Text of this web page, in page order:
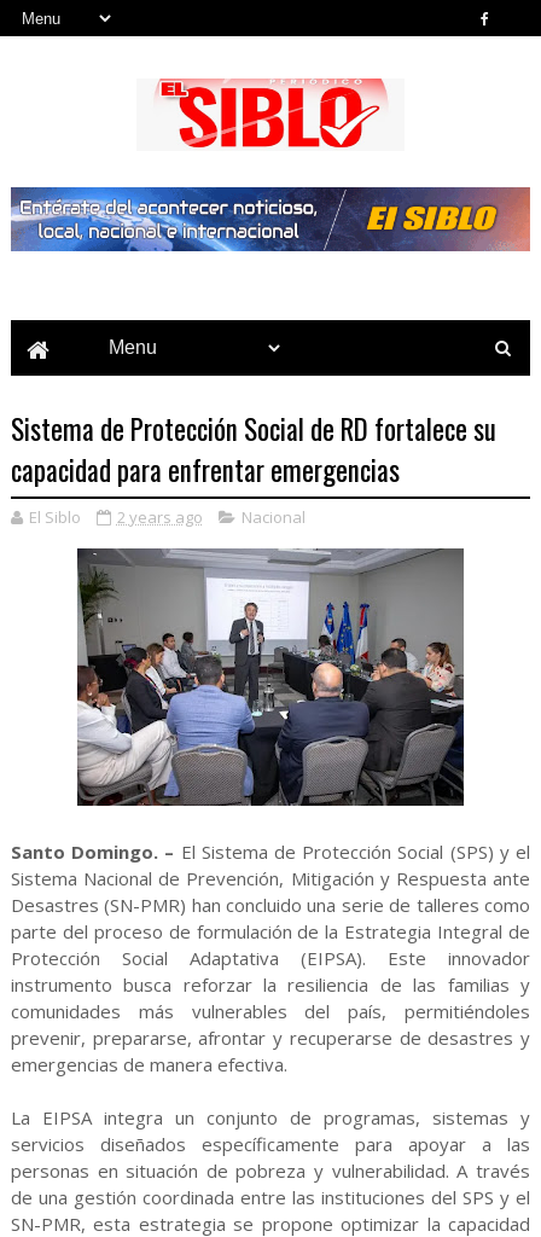
Sistema de Protección Social de RD fortalece su
capacidad para enfrentar emergencias
El Siblo 2 years ago Nacional
Santo Domingo. – El Sistema de Protección Social (SPS) y el
Sistema Nacional de Prevención, Mitigación y Respuesta ante
Desastres (SN-PMR) han concluido una serie de talleres como
parte del proceso de formulación de la Estrategia Integral de
Protección Social Adaptativa (EIPSA). Este innovador
instrumento busca reforzar la resiliencia de las familias y
comunidades más vulnerables del país, permitiéndoles
prevenir, prepararse, afrontar y recuperarse de desastres y
emergencias de manera efectiva.
La EIPSA integra un conjunto de programas, sistemas y
servicios diseñados específicamente para apoyar a las
personas en situación de pobreza y vulnerabilidad. A través
de una gestión coordinada entre las instituciones del SPS y el
SN-PMR, esta estrategia se propone optimizar la capacidad